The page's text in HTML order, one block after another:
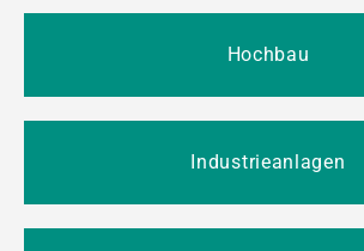
Hochbau
Industrieanlagen